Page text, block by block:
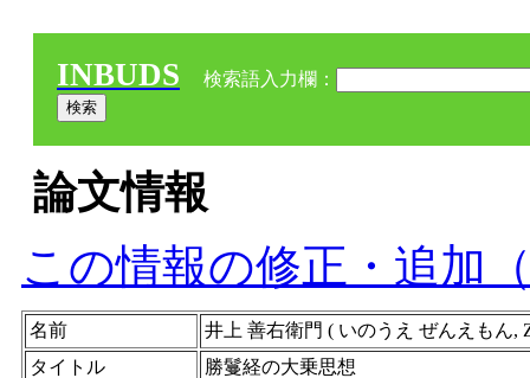
INBUDS 検索語入力欄：
論文情報
この情報の修正・追加
名前
井上 善右衛門 ( いのうえ ぜんえもん,
タイトル
勝鬘経の大乗思想